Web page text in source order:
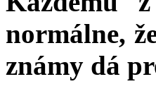
normálne,
známy dá